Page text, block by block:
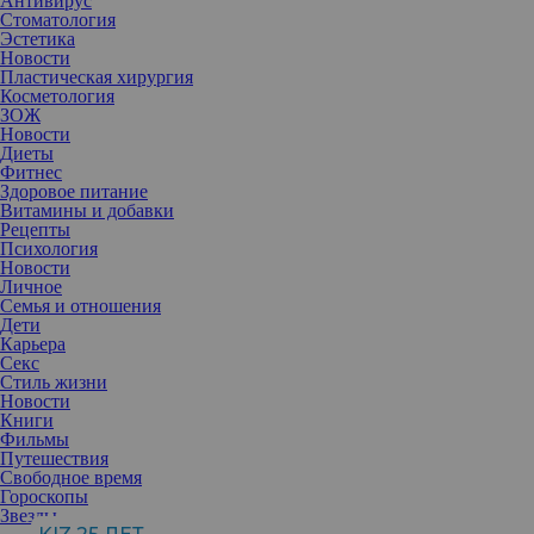
Стоматология
Эстетика
Новости
Пластическая хирургия
Косметология
ЗОЖ
Новости
Диеты
Фитнес
Здоровое питание
Витамины и добавки
Рецепты
Психология
Новости
Личное
Семья и отношения
Дети
Карьера
Секс
Стиль жизни
Новости
Книги
Фильмы
Путешествия
Свободное время
Гороскопы
Звезды
Изменение частоты моргания может быть признаком серьезной
проблемы со здоровьем, считают ученые. Включаем секундомер
и считаем.
Большинство взрослых людей моргает 14—17 раз в минуту.
Этого хватает для поддержания влажности глаз и чистоты
поверхности роговицы.
Но, оказывается, отклонение от нормы в большую или меньшую
сторону может сигнализировать о серьезных проблемах — от
иммунных нарушений вплоть до дрожательного паралича.